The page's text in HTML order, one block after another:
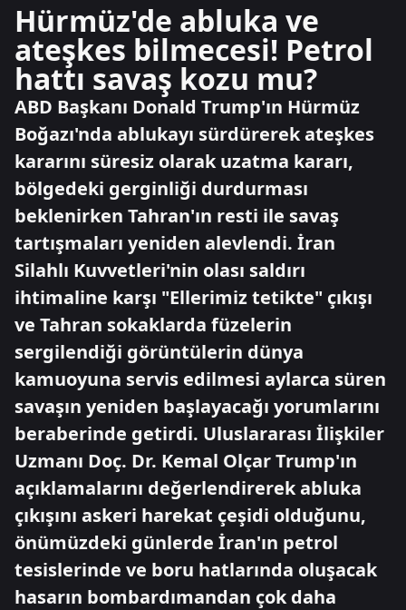
Hürmüz'de abluka ve
ateşkes bilmecesi! Petrol
hattı savaş kozu mu?
ABD Başkanı Donald Trump'ın Hürmüz
Boğazı'nda ablukayı sürdürerek ateşkes
kararını süresiz olarak uzatma kararı,
bölgedeki gerginliği durdurması
beklenirken Tahran'ın resti ile savaş
tartışmaları yeniden alevlendi. İran
Silahlı Kuvvetleri'nin olası saldırı
ihtimaline karşı "Ellerimiz tetikte" çıkışı
ve Tahran sokaklarda füzelerin
sergilendiği görüntülerin dünya
kamuoyuna servis edilmesi aylarca süren
savaşın yeniden başlayacağı yorumlarını
beraberinde getirdi. Uluslararası İlişkiler
Uzmanı Doç. Dr. Kemal Olçar Trump'ın
açıklamalarını değerlendirerek abluka
çıkışını askeri harekat çeşidi olduğunu,
önümüzdeki günlerde İran'ın petrol
tesislerinde ve boru hatlarında oluşacak
hasarın bombardımandan çok daha